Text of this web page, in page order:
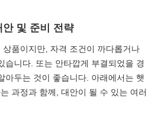
및 준비 전략
품이지만, 자격 조건이 까다롭거나
습니다. 또는 안타깝게 부결되었을 경
아두는 것이 좋습니다. 아래에서는 햇
과정과 함께, 대안이 될 수 있는 여러